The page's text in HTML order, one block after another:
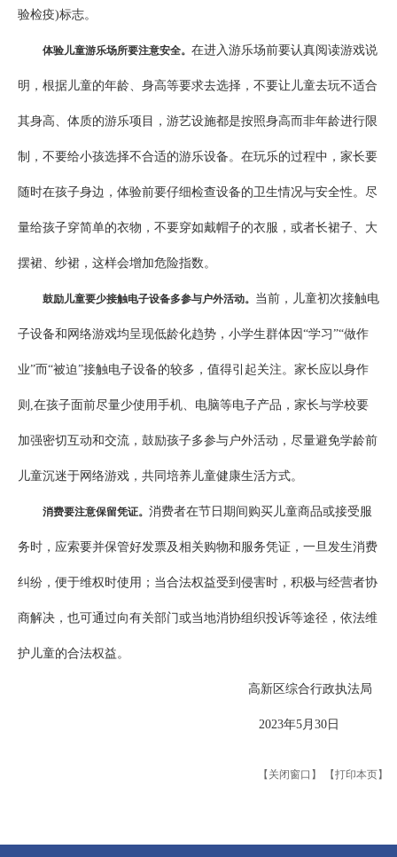
验检疫)标志。
体验儿童游乐场所要注意安全。 在进入游乐场前要认真阅读游戏说
明，根据儿童的年龄、身高等要求去选择，不要让儿童去玩不适合
其身高、体质的游乐项目，游艺设施都是按照身高而非年龄进行限
制，不要给小孩选择不合适的游乐设备。在玩乐的过程中，家长要
随时在孩子身边，体验前要仔细检查设备的卫生情况与安全性。尽
量给孩子穿简单的衣物，不要穿如戴帽子的衣服，或者长裙子、大
摆裙、纱裙，这样会增加危险指数。
鼓励儿童要少接触电子设备多参与户外活动。 当前，儿童初次接触电
子设备和网络游戏均呈现低龄化趋势，小学生群体因“学习”“做作
业”而“被迫”接触电子设备的较多，值得引起关注。家长应以身作
则,在孩子面前尽量少使用手机、电脑等电子产品，家长与学校要
加强密切互动和交流，鼓励孩子多参与户外活动，尽量避免学龄前
儿童沉迷于网络游戏，共同培养儿童健康生活方式。
消费要注意保留凭证。 消费者在节日期间购买儿童商品或接受服
务时，应索要并保管好发票及相关购物和服务凭证，一旦发生消费
纠纷，便于维权时使用；当合法权益受到侵害时，积极与经营者协
商解决，也可通过向有关部门或当地消协组织投诉等途径，依法维
护儿童的合法权益。
高新区综合行政执法局
2023年5月30日
【关闭窗口】 【打印本页】